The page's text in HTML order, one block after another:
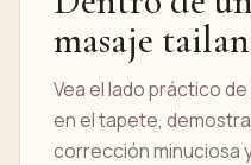
masaje
Vea el lado práctico
en el tapete,
corrección minuciosa